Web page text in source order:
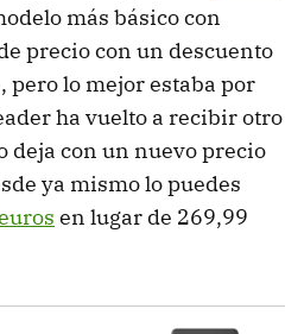
más básico con
precio con un descuento
lo mejor estaba por
ha vuelto a recibir otro
deja con un nuevo precio
ya mismo lo puedes
en lugar de 269,99